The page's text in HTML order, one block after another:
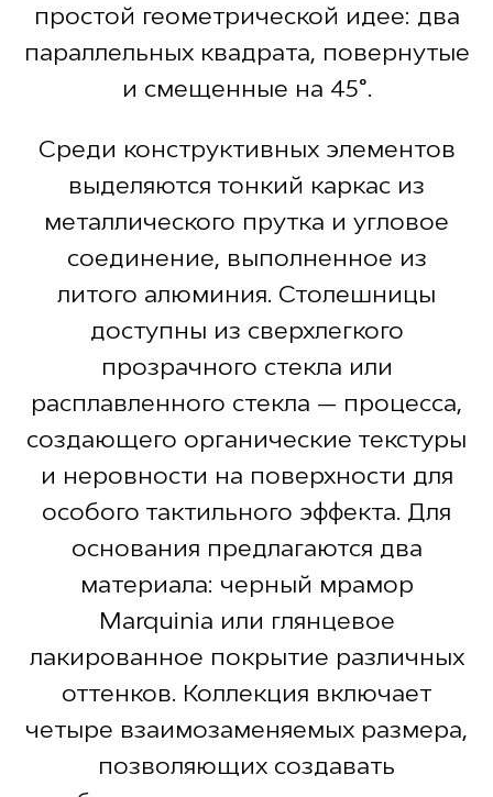
простой геометрической идее: два
параллельных квадрата, повернутые
и смещенные на 45°.
Среди конструктивных элементов
выделяются тонкий каркас из
металлического прутка и угловое
соединение, выполненное из
литого алюминия. Столешницы
доступны из сверхлегкого
прозрачного стекла или
расплавленного стекла — процесса,
создающего органические текстуры
и неровности на поверхности для
особого тактильного эффекта. Для
основания предлагаются два
материала: черный мрамор
Marquinia или глянцевое
лакированное покрытие различных
оттенков. Коллекция включает
четыре взаимозаменяемых размера,
позволяющих создавать